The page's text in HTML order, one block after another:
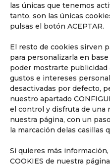
las únicas que tenemos
tanto, son las únicas
pulsas el botón ACEPTAR.
El resto de cookies sirven
para personalizarla en
poder mostrarte publicidad
gustos e intereses
desactivadas por defecto,
nuestro apartado
el control y disfruta de una
nuestra página, con un
la marcación delas casillas
Si quieres más
COOKIES de nuestra
Conoce nuestra
Los niños van a
reflexionando y